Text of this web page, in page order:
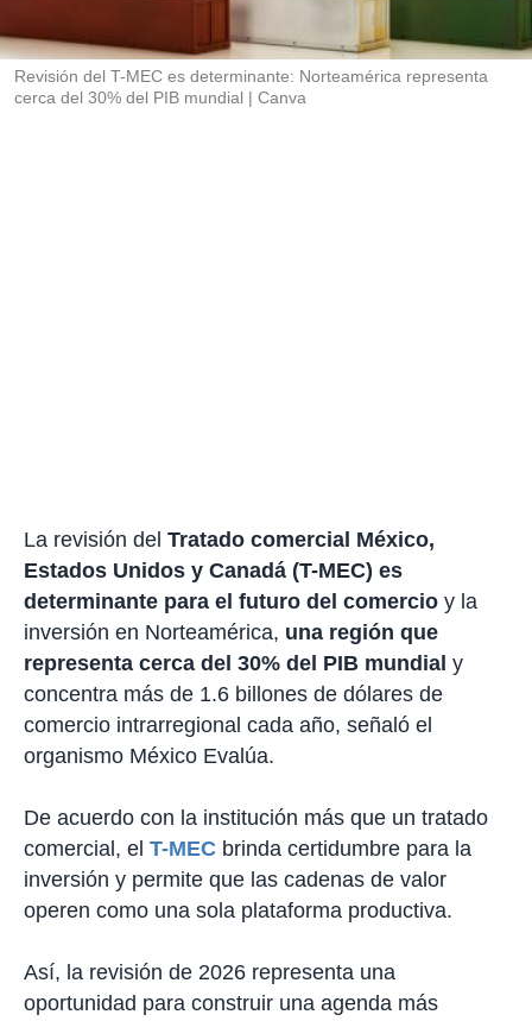
Revisión del T-MEC es determinante: Norteamérica representa
cerca del 30% del PIB mundial
Canva
La revisión del Tratado comercial México,
Estados Unidos y Canadá (T-MEC) es
determinante para el futuro del comercio y la
inversión en Norteamérica, una región que
representa cerca del 30% del PIB mundial y
concentra más de 1.6 billones de dólares de
comercio intrarregional cada año, señaló el
organismo México Evalúa.
De acuerdo con la institución más que un tratado
comercial, el T-MEC brinda certidumbre para la
inversión y permite que las cadenas de valor
operen como una sola plataforma productiva.
Así, la revisión de 2026 representa una
oportunidad para construir una agenda más